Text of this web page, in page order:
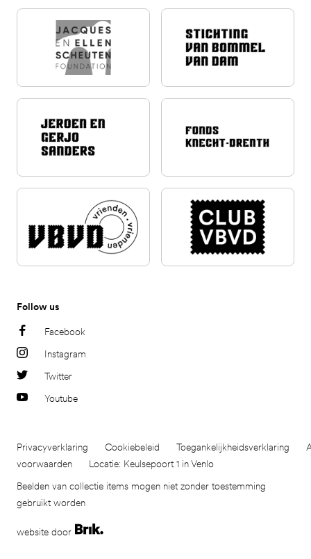
Follow us
Facebook
Instagram
Twitter
Youtube
Privacyverklaring Cookiebeleid Toegankelijkheidsverklaring
voorwaarden
Locatie: Keulsepoort 1 in Venlo
Beelden van collectie items mogen niet zonder toestemming
gebruikt worden
website door